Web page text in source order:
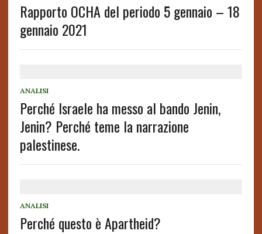
Rapporto OCHA del periodo 5 gennaio – 18
gennaio 2021
ANALISI
Perché Israele ha messo al bando Jenin,
Jenin? Perché teme la narrazione
palestinese.
ANALISI
Perché questo è Apartheid?